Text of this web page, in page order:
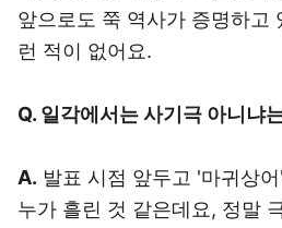
앞으로도 쭉 역사가 증명하고
런 적이 없어요.
Q. 일각에서는 사기극 아니냐
A. 발표 시점 앞두고 '마귀상
누가 흘린 것 같은데요, 정말